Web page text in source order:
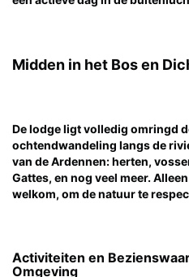
Midden in het Bos en
De lodge ligt volledig omringd
ochtendwandeling langs de
van de Ardennen: herten,
Gattes, en nog veel meer.
welkom, om de natuur te
Activiteiten en
Omgeving